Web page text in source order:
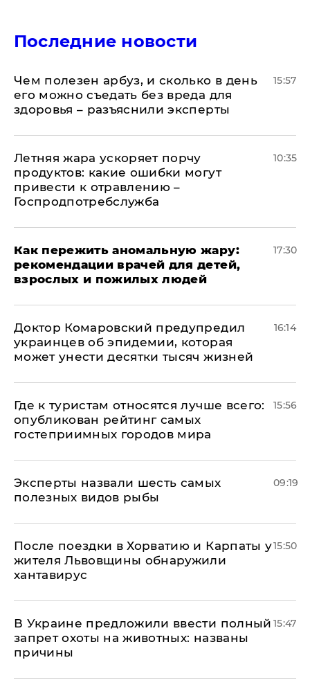
Последние новости
Чем полезен арбуз, и сколько в день
его можно съедать без вреда для
здоровья – разъяснили эксперты
15:57
Летняя жара ускоряет порчу
продуктов: какие ошибки могут
привести к отравлению –
Госпродпотребслужба
10:35
Как пережить аномальную жару:
рекомендации врачей для детей,
взрослых и пожилых людей
17:30
Доктор Комаровский предупредил
украинцев об эпидемии, которая
может унести десятки тысяч жизней
16:14
Где к туристам относятся лучше всего:
опубликован рейтинг самых
гостеприимных городов мира
15:56
Эксперты назвали шесть самых
полезных видов рыбы
09:19
После поездки в Хорватию и Карпаты у
жителя Львовщины обнаружили
хантавирус
15:50
В Украине предложили ввести полный
запрет охоты на животных: названы
причины
15:47